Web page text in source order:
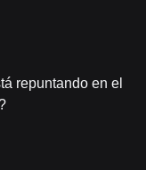
repuntando en el